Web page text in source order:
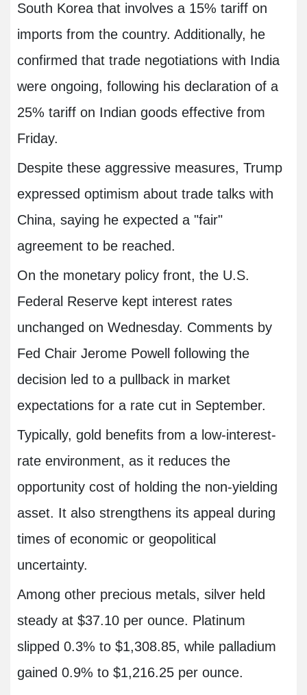
South Korea that involves a 15% tariff on
imports from the country. Additionally, he
confirmed that trade negotiations with India
were ongoing, following his declaration of a
25% tariff on Indian goods effective from
Friday.
Despite these aggressive measures, Trump
expressed optimism about trade talks with
China, saying he expected a "fair"
agreement to be reached.
On the monetary policy front, the U.S.
Federal Reserve kept interest rates
unchanged on Wednesday. Comments by
Fed Chair Jerome Powell following the
decision led to a pullback in market
expectations for a rate cut in September.
Typically, gold benefits from a low-interest-
rate environment, as it reduces the
opportunity cost of holding the non-yielding
asset. It also strengthens its appeal during
times of economic or geopolitical
uncertainty.
Among other precious metals, silver held
steady at $37.10 per ounce. Platinum
slipped 0.3% to $1,308.85, while palladium
gained 0.9% to $1,216.25 per ounce.